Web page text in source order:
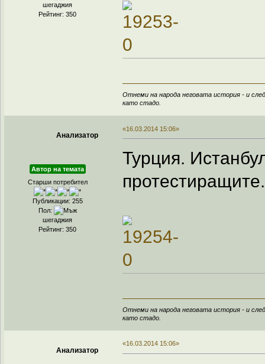
шегаджия
Рейтинг: 350
Отнеми на народа неговата история - и
като стадо.
Анализатор
Автор на темата
Старши потребител
Публикации: 255
Пол:
шегаджия
Рейтинг: 350
«16.03.2014 15:06»
Турция.
Отнеми на народа неговата история - и
като стадо.
Анализатор
«16.03.2014 15:06»